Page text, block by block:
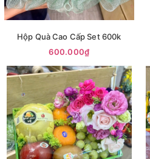
Hộp Quà Cao Cấp Set 600k
600.000₫